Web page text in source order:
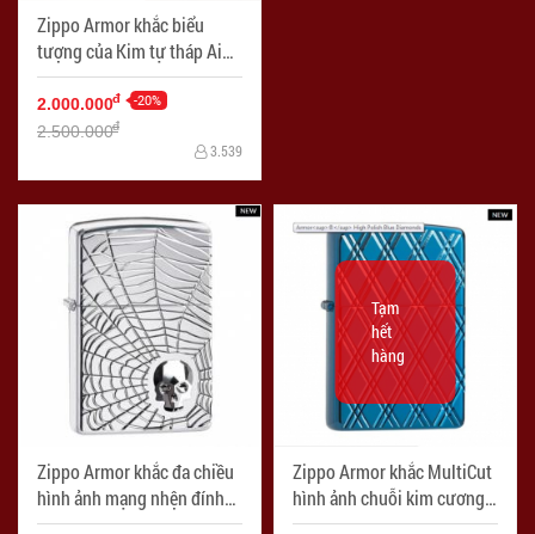
Zippo Armor khắc biểu
tượng của Kim tự tháp Ai
Cập gắn Viên pha lê
Swarovski
2.000.000đ -20%
2.500.000đ
3.539
Zippo Armor khắc đa chiều
hình ảnh mạng nhện đính
kèm viên pha lê Swarovski
Zippo Armor khắc MultiCut
hình ảnh chuỗi kim cương
xanh
Tạm
hết
hàng